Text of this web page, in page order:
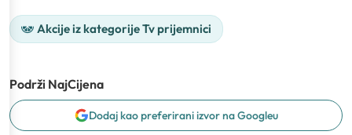
Akcije iz kategorije Tv prijemnici
Podrži NajCijena
Dodaj kao preferirani izvor na Googleu